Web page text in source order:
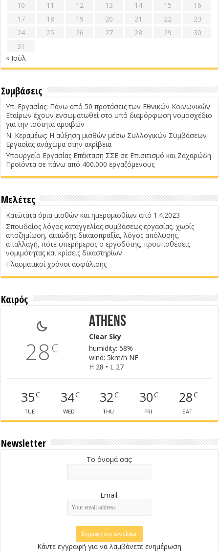
10
11 12 13 14 15
16
17
18 19 20 21 22
23
24
25 26 27 28 29
30
31
« Ιούλ
Συμβάσεις
Υπ. Εργασίας: Πάνω από 50 προτάσεις των Εθνικών Κοινωνικών
Εταίρων έχουν ενσωματωθεί στο υπό διαμόρφωση νομοσχέδιο
για την ισότητα αμοιβών
Ν. Κεραμέως: Η αύξηση μισθών μέσω Συλλογικών Συμβάσεων
Εργασίας ανάχωμα στην ακρίβεια
Υπουργείο Εργασίας Επέκταση ΣΣΕ σε Επισιτισμό και Ζαχαρώδη
Προϊόντα σε πάνω από 400.000 εργαζόμενους
Μελέτες
Κατώτατα όρια μισθών και ημερομισθίων από 1.4.2023
Σπουδαίος λόγος καταγγελίας συμβάσεως εργασίας, χωρίς
αποζημίωση, αιτιώδης δικαιοπραξία, λόγος απόλυσης,
απαλλαγή, πότε υπερήμερος ο εργοδότης, προϋποθέσεις
νομιμότητας και κρίσεις δικαστηρίων
Πλασματικοί χρόνοι ασφάλισης
Καιρός
28C
Athens
Clear Sky
humidity: 58%
wind: 5km/h NE
H 28 • L 27
35C
TUE
34C
WED
32C
THU
30C
FRI
28C
SAT
Newsletter
Το όνομά σας:
Email:
Κάντε εγγραφή για να λαμβάνετε ενημέρωση